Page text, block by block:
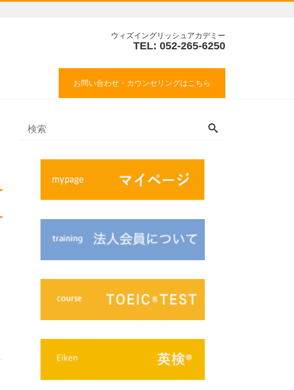
ウィズイングリッシュアカデミー
TEL: 052-265-6250
お問い合わせ・カウンセリングはこちら